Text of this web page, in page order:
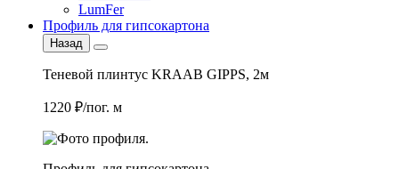
LumFer
Профиль для гипсокартона
Назад
Теневой плинтус KRAAB GIPPS, 2м
1220 ₽/пог. м